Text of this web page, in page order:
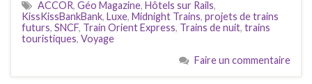
ACCOR, Géo Magazine, Hôtels sur Rails,
KissKissBankBank, Luxe, Midnight Trains, projets de trains
futurs, SNCF, Train Orient Express, Trains de nuit, trains
touristiques, Voyage
Faire un commentaire